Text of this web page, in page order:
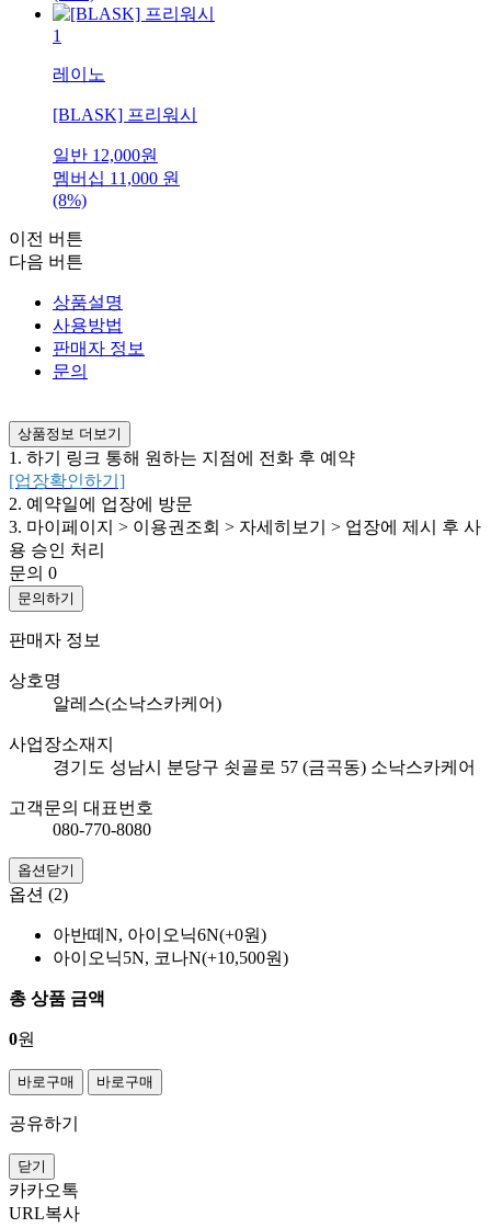
1
레이노
[BLASK] 프리워시
일반 12,000원
멤버십 11,000 원
(8%)
이전 버튼
다음 버튼
상품설명
사용방법
판매자 정보
문의
상품정보 더보기
1. 하기 링크 통해 원하는 지점에 전화 후 예약
[업장확인하기]
2. 예약일에 업장에 방문
3. 마이페이지 > 이용권조회 > 자세히보기 > 업장에 제시 후 사
용 승인 처리
문의 0
문의하기
판매자 정보
상호명
알레스(소낙스카케어)
사업장소재지
경기도 성남시 분당구 쇳골로 57 (금곡동) 소낙스카케어
고객문의 대표번호
080-770-8080
옵션닫기
옵션 (2)
아반떼N, 아이오닉6N(+0원)
아이오닉5N, 코나N(+10,500원)
총 상품 금액
0원
바로구매 바로구매
공유하기
닫기
카카오톡
URL복사